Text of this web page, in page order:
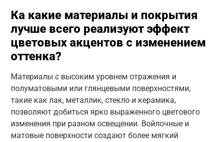
Ка какие материалы и покрытия
лучше всего реализуют эффект
цветовых акцентов с изменением
оттенка?
Материалы с высоким уровнем отражения и
полуматовыми или глянцевыми поверхностями,
такие как лак, металлик, стекло и керамика,
позволяют добиться ярко выраженного цветового
изменения при разном освещении. Войлочные и
матовые поверхности создают более мягкий